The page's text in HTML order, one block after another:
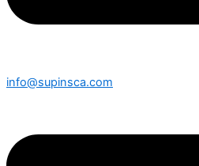
info@supinsca.com